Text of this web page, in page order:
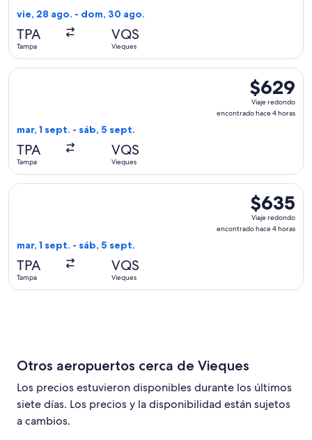
vie, 28 ago. - dom, 30 ago.
TPA
Tampa
VQS
Vieques
$629
Viaje
redondo,
$629
Viaje redondo
encontrado hace 4 horas
mar, 1 sept. - sáb, 5 sept.
TPA
Tampa
VQS
Vieques
Seleccionar vuelo de JetBlue Airways, con salida el mar, 1
$635
Viaje
redondo,
$635
Viaje redondo
encontrado hace 4 horas
mar, 1 sept. - sáb, 5 sept.
TPA
Tampa
VQS
Vieques
Seleccionar vuelo de Delta, con salida el mar, 1 sept.
Otros aeropuertos cerca de Vieques
Los precios estuvieron disponibles durante los últimos
siete días. Los precios y la disponibilidad están sujetos
a cambios.